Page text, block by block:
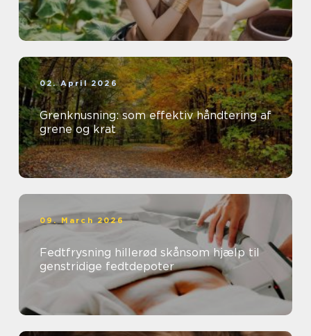
02. April 2026
Grenknusning: som effektiv håndtering af
grene og krat
09. March 2026
Fedtfrysning hillerød skånsom hjælp til
genstridige fedtdepoter